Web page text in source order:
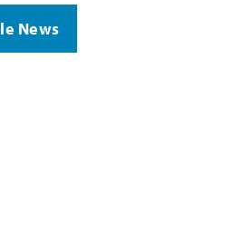
News